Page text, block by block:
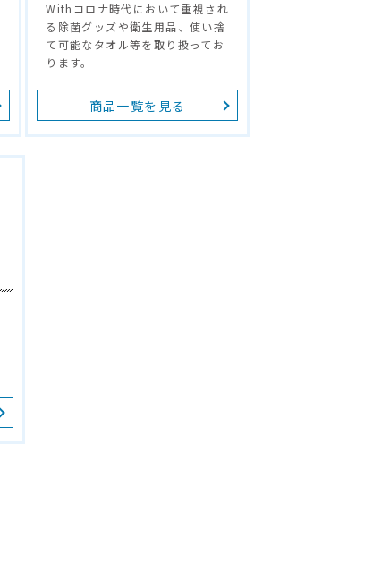
Withコロナ時代において重視され
る除菌グッズや衛生用品、使い捨
て可能なタオル等を取り扱ってお
ります。
商品一覧を見る